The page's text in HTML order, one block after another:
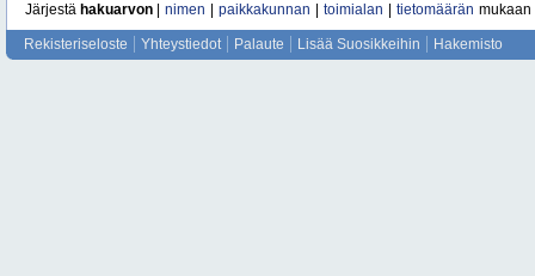
Järjestä hakuarvon nimen paikkakunnan toimialan tietomäärän mukaan
Rekisteriseloste Yhteystiedot Palaute Lisää Suosikkeihin Hakemisto